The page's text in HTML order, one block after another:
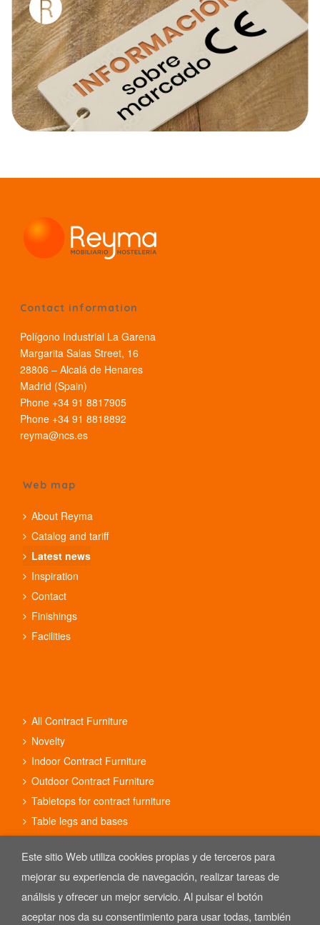
Contact information
Polígono Industrial La Garena
Margarita Salas Street, 16
28806 – Alcalá de Henares
Madrid (Spain)
Phone +34 91 8817905
Phone +34 91 8818892
reyma@ncs.es
Web map
About Reyma
Catalog and tariff
Latest news
Inspiration
Contact
Finishings
Facilities
All Contract Furniture
Novelty
Indoor Contract Furniture
Outdoor Contract Furniture
Tabletops for contract furniture
Table legs and bases
Copyright © 2025 REYMA mobiliario de hostelería. Las Imágenes de
Este sitio Web utiliza cookies propias y de terceros para
mejorar su experiencia de navegación, realizar tareas de
análisis y ofrecer un mejor servicio. Al pulsar el botón
aceptar nos da su consentimiento para usar todas, también